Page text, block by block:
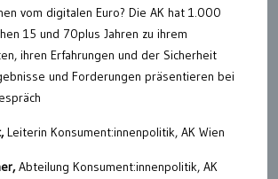
vom digitalen Euro? Die AK hat 1.000
15 und 70plus Jahren zu ihrem
ihren Erfahrungen und der Sicherheit
und Forderungen präsentieren bei
Leiterin Konsument:innenpolitik, AK Wien
Abteilung Konsument:innenpolitik, AK